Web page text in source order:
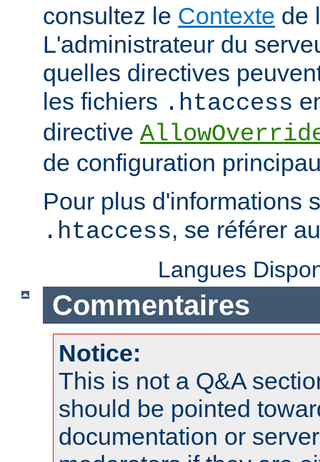
consultez le Contexte de
L'administrateur du
quelles directives
les fichiers .htaccess
directive
de configuration
Pour plus d'informations
.htaccess, se référer
Langues
Commentaires
Notice:
This is not a Q&A
should be pointed
documentation or